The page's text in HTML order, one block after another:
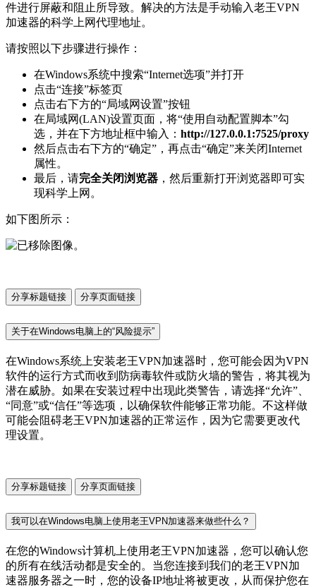
件进行屏蔽和阻止所导致。解决的方法是手动输入老王VPN
加速器的科学上网代理地址。
请按照以下步骤进行操作：
在Windows系统中搜索“Internet选项”并打开
点击“连接”标签页
点击右下方的“局域网设置”按钮
在局域网(LAN)设置页面，将“使用自动配置脚本”勾
选，并在下方地址框中输入： http://127.0.0.1:7525/proxy
然后点击右下方的“确定”，再点击“确定”来关闭Internet
属性。
最后，请完全关闭浏览器 ，然后重新打开浏览器即可实
现科学上网。
如下图所示：
分享标题链接 分享页面链接
关于在Windows电脑上的“风险提示”
在Windows系统上安装老王VPN加速器时，您可能会因为VPN
软件的运行方式而收到防病毒软件或防火墙的警告，将其视为
潜在威胁。如果在安装过程中出现此类警告，请选择“允许”、
“同意”或“信任”等选项，以确保软件能够正常功能。不这样做
可能会阻碍老王VPN加速器的正常运作，因为它需要更改代
理设置。
分享标题链接 分享页面链接
我可以在Windows电脑上使用老王VPN加速器来做些什么？
在您的Windows计算机上使用老王VPN加速器，您可以确认您
的所有在线活动都是安全的。当您连接到我们的老王VPN加
速器服务器之一时，您的设备IP地址将被更改，从而保护您在